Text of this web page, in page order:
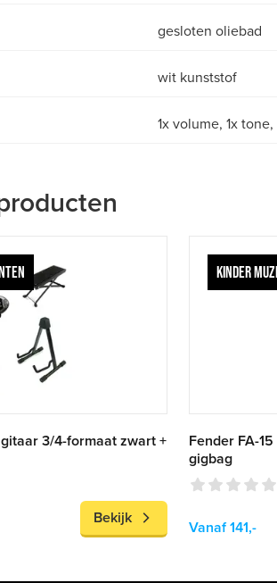
gesloten oliebad
wit kunststof
1x volume, 1x
3/4-formaat zwart +
Bekijk
KINDER
Fender FA-
gigbag
Vanaf 141,-